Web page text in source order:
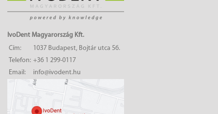
IvoDent Magyarország Kft.
Cím:
1037 Budapest, Bojtár utca 56.
Telefon: +36 1 299-0117
Email:
info@ivodent.hu